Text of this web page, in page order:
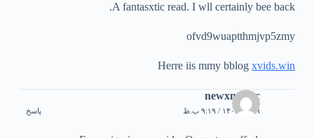
A fantasxtic read. I wll certainly bee back.
ofvd9wuaptthmjvp5zmy
Herre iis mmy bblogxvids.win
newxnxx.cc
۲۹ تیر ۱۴۰۵ / ۹:۱۹ ب.ظ پاسخ